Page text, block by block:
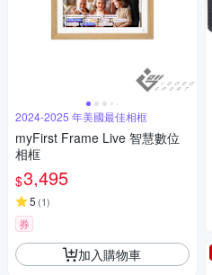
2024-2025 年美國最佳相框
myFirst Frame Live 智慧數位
相框
$3,495
5 (1)
券
加入購物車